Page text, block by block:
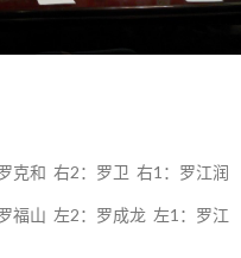
克和 右2：罗卫 右1：罗江润
福山 左2：罗成龙 左1：罗江